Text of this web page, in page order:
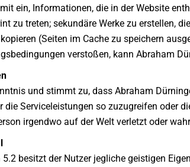
ein, Informationen, die in der Website
zu treten; sekundäre Werke zu erstellen,
(Seiten im Cache zu speichern
verstoßen, kann Abraham
und stimmt zu, dass Abraham
Serviceleistungen so zuzugreifen oder
irgendwo auf der Welt verletzt oder
besitzt der Nutzer jegliche geistigen